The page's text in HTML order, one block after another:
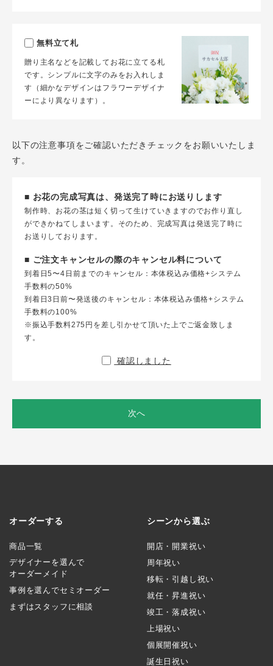
無料立て札
贈り主名などを記載してお花に立てる札
です。シンプルに文字のみをお入れしま
す（細かなデザインはフラワーデザイナ
ーにより異なります）。
以下の注意事項をご確認いただきチェックをお願いいたしま
す。
■ お花の完成写真は、発送完了時にお送りします
制作時、お花の茎は短く切って生けていきますのでお作り直し
ができかねてしまいます。そのため、完成写真は発送完了時に
お送りしております。
■ ご注文キャンセルの際のキャンセル料について
到着日5〜4日前までのキャンセル：本体税込み価格+システム
手数料の50%
到着日3日前〜発送後のキャンセル：本体税込み価格+システム
手数料の100%
※振込手数料275円を差し引かせて頂いた上でご返金致しま
す。
確認しました
次へ
オーダーする
商品一覧
デザイナーを選んで
オーダーメイド
事例を選んでセミオーダー
まずはスタッフに相談
シーンから選ぶ
開店・開業祝い
周年祝い
移転・引越し祝い
就任・昇進祝い
竣工・落成祝い
上場祝い
個展開催祝い
誕生日祝い